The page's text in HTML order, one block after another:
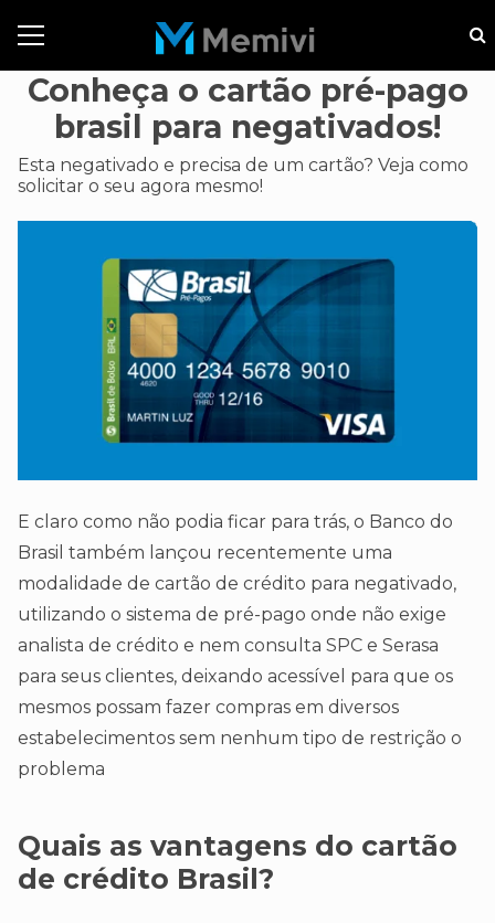
Conheça o cartão pré-pago
brasil para negativados!
Esta negativado e precisa de um cartão? Veja como
solicitar o seu agora mesmo!
E claro como não podia ficar para trás, o Banco do
Brasil também lançou recentemente uma
modalidade de cartão de crédito para negativado,
utilizando o sistema de pré-pago onde não exige
analista de crédito e nem consulta SPC e Serasa
para seus clientes, deixando acessível para que os
mesmos possam fazer compras em diversos
estabelecimentos sem nenhum tipo de restrição o
problema
Quais as vantagens do cartão
de crédito Brasil?